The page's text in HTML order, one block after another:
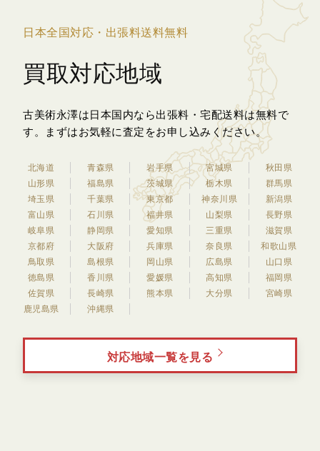
日本全国対応・出張料送料無料
買取対応地域
古美術永澤は日本国内なら出張料・宅配送料は無料で
す。
まずはお気軽に査定をお申し込みください。
北海道 青森県 岩手県 宮城県
秋田県
山形県
福島県 茨城県 栃木県
群馬県
埼玉県
千葉県 東京都 神奈川県
新潟県
富山県
石川県 福井県 山梨県
長野県
岐阜県
静岡県 愛知県 三重県
滋賀県
京都府
大阪府 兵庫県 奈良県
和歌山県
鳥取県
島根県 岡山県 広島県
山口県
徳島県
香川県 愛媛県 高知県
福岡県
佐賀県
長崎県 熊本県 大分県
宮崎県
鹿児島県
沖縄県
対応地域一覧を見る